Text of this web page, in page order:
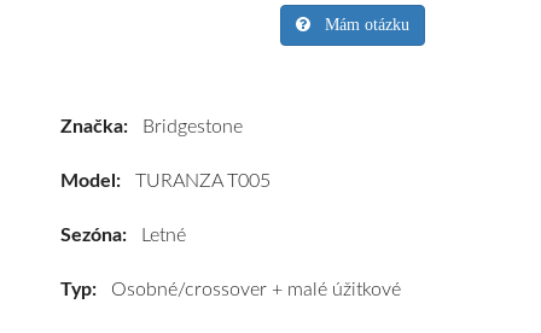
TURANZA
#C,B,B(71dB)
Mám otázku
Značka: Bridgestone
Model: TURANZA T005
Sezóna: Letné
Typ: Osobné/crossover + malé úžitkové